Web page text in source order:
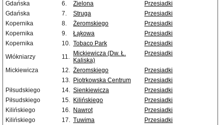
Gdańska
6. Zielona
Przesiadki
Gdańska
7. Struga
Przesiadki
Kopernika
8. Żeromskiego
Przesiadki
Kopernika
9. Łąkowa
Przesiadki
Kopernika
10. Tobaco Park
Przesiadki
Włókniarzy
11.
Mickiewicza (Dw. Ł.
Kaliska)
Przesiadki
Mickiewicza 12. Żeromskiego
Przesiadki
13. Piotrkowska Centrum
Przesiadki
Piłsudskiego
14. Sienkiewicza
Przesiadki
Piłsudskiego
15. Kilińskiego
Przesiadki
Kilińskiego
16. Nawrot
Przesiadki
Kilińskiego
17. Tuwima
Przesiadki